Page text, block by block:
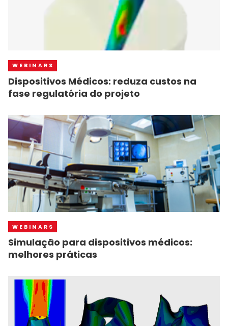
WEBINARS
Dispositivos Médicos: reduza custos na
fase regulatória do projeto
WEBINARS
Simulação para dispositivos médicos:
melhores práticas